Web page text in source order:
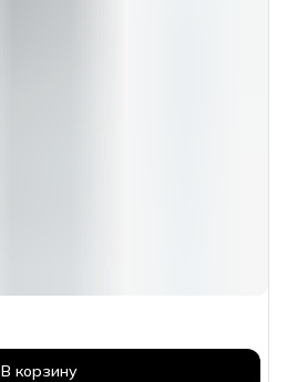
В корзину